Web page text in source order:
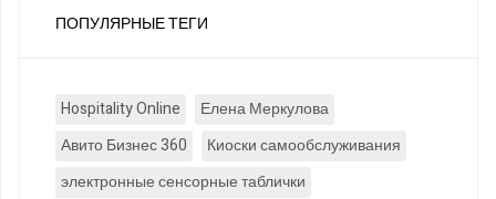
ПОПУЛЯРНЫЕ ТЕГИ
Hospitality Online
Елена Меркулова
Авито Бизнес 360
Киоски самообслуживания
электронные сенсорные таблички